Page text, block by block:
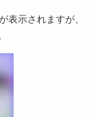
表示されますが、